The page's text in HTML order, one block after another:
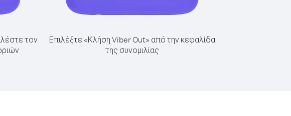
τον
Επιλέξτε «Κλήση Viber Out» από την κεφαλίδα
της συνομιλίας